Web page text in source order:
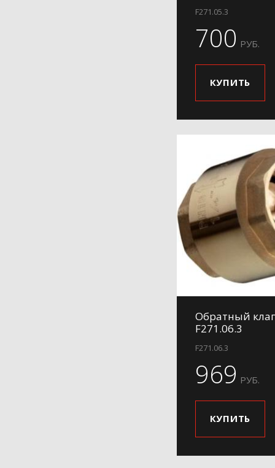
F271.05.3
700 РУБ.
КУПИТЬ
Обратный
F271.06.3
F271.06.3
969 РУБ.
КУПИТЬ